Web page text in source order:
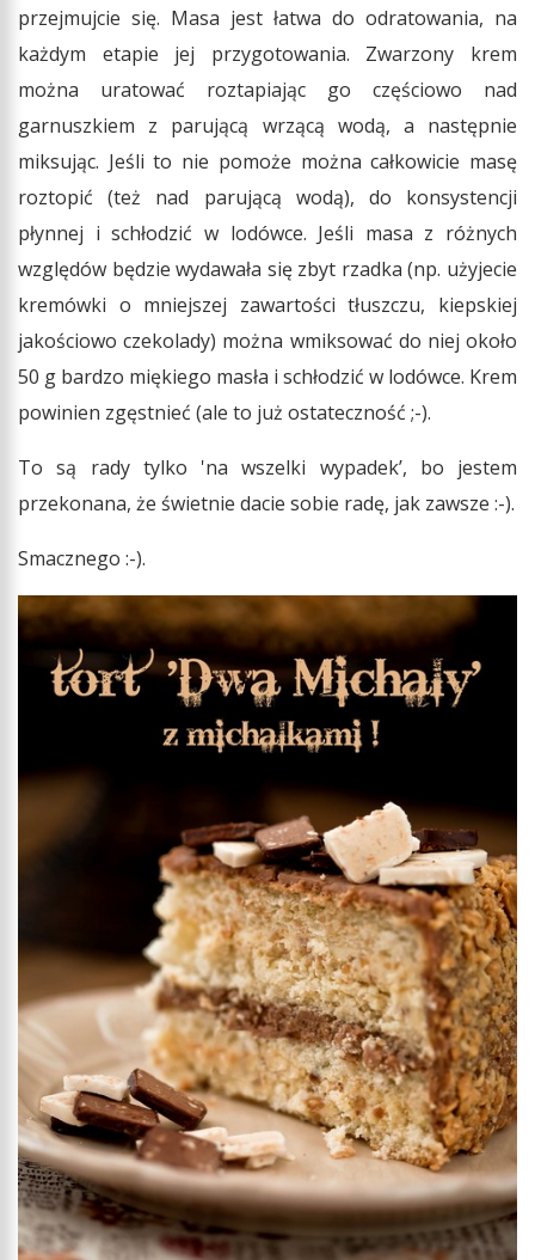
przejmujcie się. Masa jest łatwa do odratowania, na
każdym etapie jej przygotowania. Zwarzony krem
można uratować roztapiając go częściowo nad
garnuszkiem z parującą wrzącą wodą, a następnie
miksując. Jeśli to nie pomoże można całkowicie masę
roztopić (też nad parującą wodą), do konsystencji
płynnej i schłodzić w lodówce. Jeśli masa z różnych
względów będzie wydawała się zbyt rzadka (np. użyjecie
kremówki o mniejszej zawartości tłuszczu, kiepskiej
jakościowo czekolady) można wmiksować do niej około
50 g bardzo miękiego masła i schłodzić w lodówce. Krem
powinien zgęstnieć (ale to już ostateczność ;-).
To są rady tylko 'na wszelki wypadek’, bo jestem
przekonana, że świetnie dacie sobie radę, jak zawsze :-).
Smacznego :-).